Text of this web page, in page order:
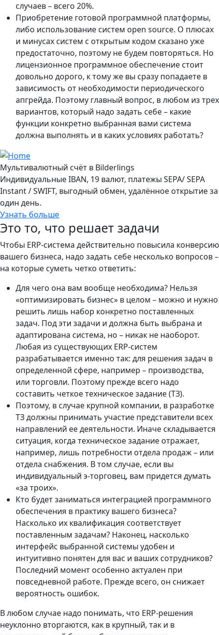
случаев – всего 20%.
Приобретение готовой программной платформы,
либо использование систем open source. О плюсах
и минусах систем с открытым кодом сказано уже
предостаточно, поэтому не будем повторяться. Но
лицензионное программное обеспечение стоит
довольно дорого, к тому же вы сразу попадаете в
зависимость от необходимости периодического
апгрейда. Поэтому главный вопрос, в любом из трех
вариантов, который надо задать себе – какие
функции конкретно выбранная вами система
должна выполнять и в каких условиях работать?
Мультивалютный счёт в Bilderlings
Индивидуальные IBAN, 19 валют, платежы SEPA/ SEPA
Instant / SWIFT, выгодный обмен, удалённое открытие за
один день.
Узнать больше
Это то, что решает задачи
Чтобы ERP-система действительно повысила конверсию
вашего бизнеса, надо задать себе несколько вопросов –
на которые суметь четко ответить:
Для чего она вам вообще необходима? Нельзя
«оптимизировать бизнес» в целом – можно и нужно
решить лишь набор конкретно поставленных
задач. Под эти задачи и должна быть выбрана и
адаптирована система, но – никак не наоборот.
Любая из существующих ERP-систем
разрабатывается именно так: для решения задач в
определенной сфере, например – производства,
или торговли. Поэтому прежде всего надо
составить четкое техническое задание (ТЗ).
Поэтому, в случае крупной компании, в разработке
ТЗ должны принимать участие представители всех
направлений ее деятельности. Иначе складывается
ситуация, когда техническое задание отражает,
например, лишь потребности отдела продаж – или
отдела снабжения. В том случае, если вы
индивидуальный э-торговец, вам придется думать
«за троих».
Кто будет заниматься интеграцией программного
обеспечения в практику вашего бизнеса?
Насколько их квалификация соответствует
поставленным задачам? Наконец, насколько
интерфейс выбранной системы удобен и
интуитивно понятен для вас и ваших сотрудников?
Последний момент особенно актуален при
повседневной работе. Прежде всего, он снижает
вероятность ошибок.
В любом случае надо понимать, что ERP-решения
неуклонно вторгаются, как в крупный, так и в